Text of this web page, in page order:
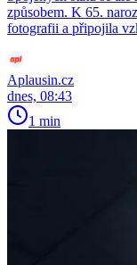
způsobem. K 65.
fotografii a připojila
Aplausin.cz
dnes, 08:43
1 min